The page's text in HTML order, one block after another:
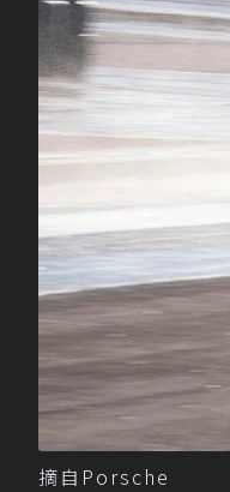
摘自Porsche